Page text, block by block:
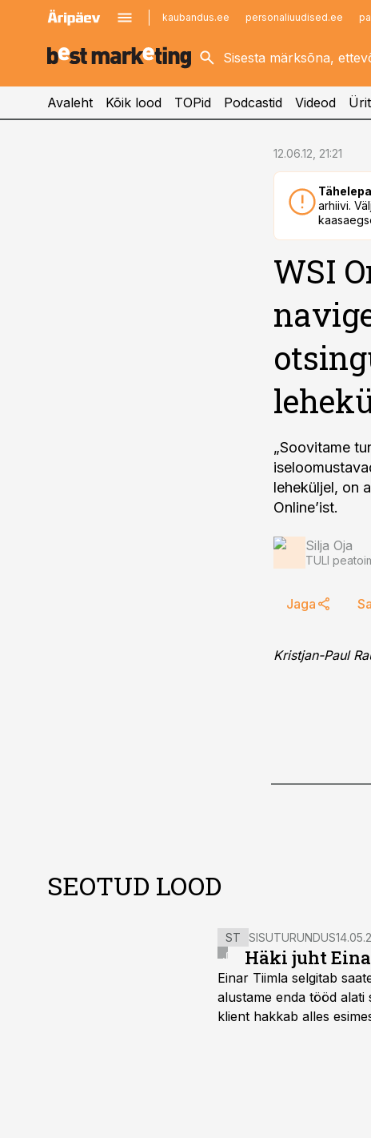
kaubandus.ee personaliuudised.ee
kinnisvarauudised.ee
logistikauudised.ee
imelineajalugu.ee
Avaleht Kõik lood TOPid Podcastid Videod
12.06.12, 21:21
arhiivi.
WSI
„Soovitame
leheküljel, on
Online’ist.
Silja Oja
TULI
Jaga
Kristjan-Paul
SEOTUD LOOD
ST SISUTURUNDUS
Häki juht
Einar Tiimla selgitab
alustame enda tööd
klient hakkab alles